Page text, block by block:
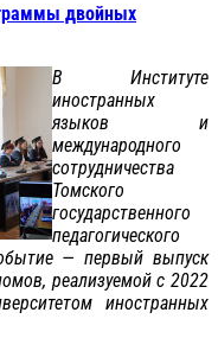
двойных
В Институте
иностранных
языков и
международного
сотрудничества
Томского
государственного
педагогического
— первый выпуск
реализуемой с 2022
иностранных